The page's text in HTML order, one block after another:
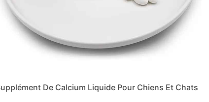
De Calcium Liquide Pour Chiens Et Chats